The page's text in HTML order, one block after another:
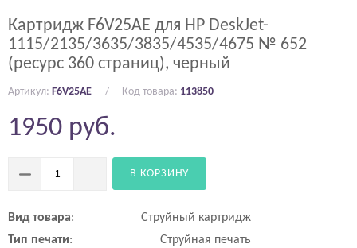
Картридж F6V25AE для HP DeskJet-
1115/2135/3635/3835/4535/4675 № 652
(ресурс 360 страниц), черный
Артикул: F6V25AE Код товара: 113850
Вид товара:
Струйный картридж
Тип печати:
Струйная печать
1950 руб.
В КОРЗИНУ